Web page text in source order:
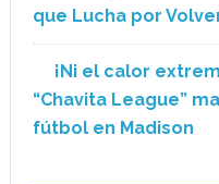
que Lucha por
¡Ni el calor
“Chavita League”
fútbol en Madison